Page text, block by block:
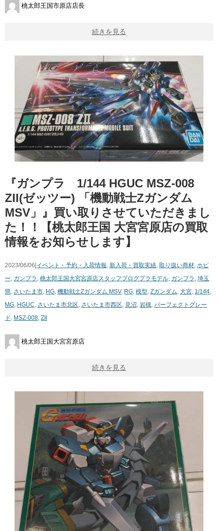
桃太郎王国市原店店長
続きを見る
『ガンプラ 1/144 ​HGUC ​MSZ-008 ​
ZII(ゼッツー) ​「機動戦士Zガンダム ​
MSV」』買い取りさせていただきまし
た！！【桃太郎王国 大宮宮原店の買取
情報をお知らせします】
2023/06/06| イベント・予約・入荷情報, 新入荷・買取実績, 取り扱い商材, ホビ
ー, ガンプラ , 桃太郎王国大宮宮原店スタッフブログプラモデル, ガンプラ , 埼玉
県, さいたま市, HG, 機動戦士Zガンダム ​MSV, RG, 模型, Zガンダム, 大宮, 1/144,
MG, HGUC, さいたま市北区, さいたま市西区, 見沼, 岩槻, パーフェクトグレー
ド, MSZ-008, ZII
桃太郎王国大宮宮原店
続きを見る